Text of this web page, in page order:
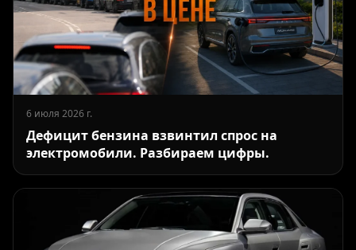
6 июля 2026 г.
Дефицит бензина взвинтил спрос на
электромобили. Разбираем цифры.